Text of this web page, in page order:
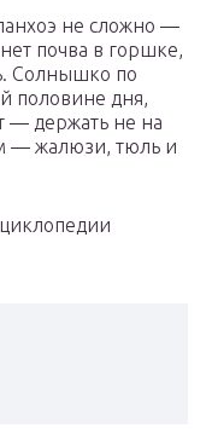
не сложно —
почва в горшке,
Солнышко по
половине дня,
— держать не на
— жалюзи, тюль и